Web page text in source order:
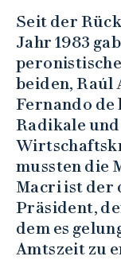
Seit der
Jahr 1983
beiden, Raúl
Fernando de
Radikale
mussten die
Macri ist der
Präsident,
dem es
Amtszeit zu